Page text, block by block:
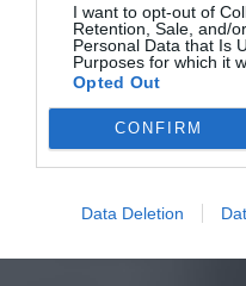
I want to opt-out of
Retention, Sale, and/
Personal Data that Is
Purposes for which it
Opted Out
CONFIRM
Data Deletion